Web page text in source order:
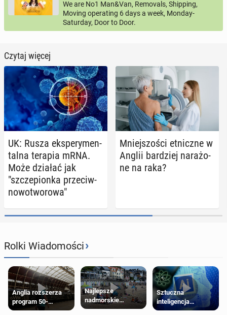
We are No1 Man&Van, Removals, Shipping,
Moving operating 6 days a week, Monday-
Saturday, Door to Door.
Czytaj więcej
UK: Rusza eks­pe­ry­men­
tal­na terapia mRNA.
Może działać jak
"szcze­pion­ka prze­ciw­
no­wo­two­ro­wa"
Mniej­szo­ści et­nicz­ne w
Anglii bar­dziej na­ra­żo­
ne na raka?
Rolki Wiadomości›
Anglia rozszerza
program 50-
procentowych
Najlepsze
nadmorskie
miasteczko blisko
Sztuczna
inteligencja
próbowała oszukać